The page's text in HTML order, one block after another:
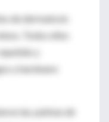
de dermatosis
Todos ellos
y
y hardware
laspalmas de